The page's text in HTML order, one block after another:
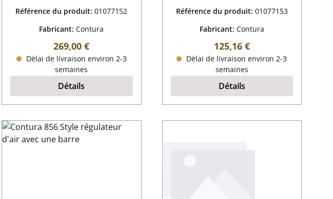
Référence du produit:01077152
Fabricant:Contura
Prix régulier :
269,00 €
Délai de livraison environ 2-3
semaines
Détails
Référence du produit: 01077153
Fabricant: Contura
Prix régulier :
125,16 €
Délai de livraison environ 2-3
semaines
Détails